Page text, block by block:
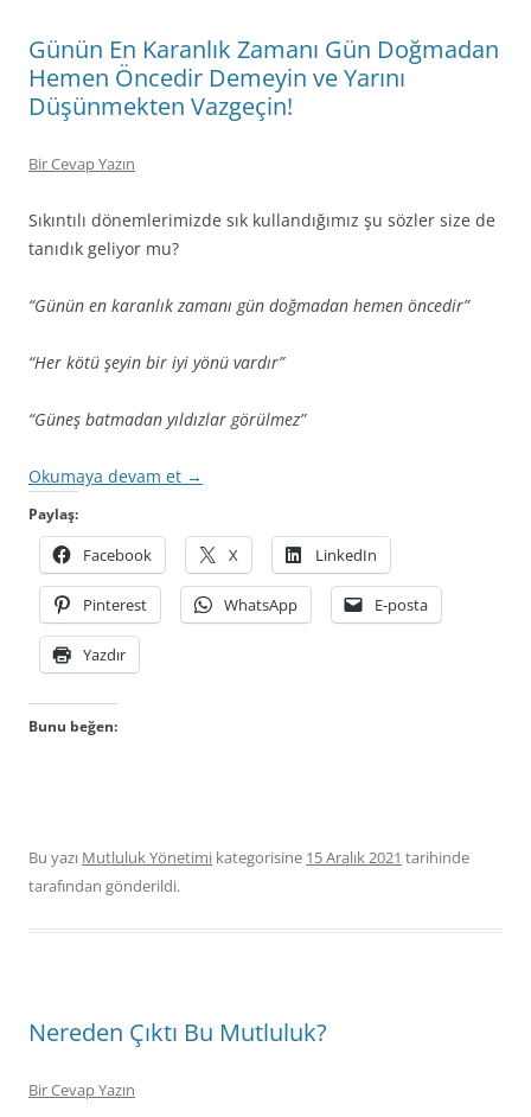
Günün En Karanlık Zamanı Gün Doğmadan
Hemen Öncedir Demeyin ve Yarını
Düşünmekten Vazgeçin!
Bir Cevap Yazın
Sıkıntılı dönemlerimizde sık kullandığımız şu sözler size de
tanıdık geliyor mu?
“Günün en karanlık zamanı gün doğmadan hemen öncedir”
“Her kötü şeyin bir iyi yönü vardır”
“Güneş batmadan yıldızlar görülmez”
Okumaya devam et →
Paylaş:
Facebook X LinkedIn
Pinterest WhatsApp E-posta
Yazdır
Bunu beğen:
Bu yazı Mutluluk Yönetimi kategorisine 15 Aralık 2021 tarihinde
tarafından gönderildi.
Nereden Çıktı Bu Mutluluk?
Bir Cevap Yazın